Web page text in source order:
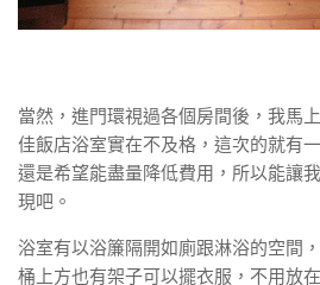
當然，進門環視過各個房間後，我馬
佳飯店浴室實在不及格，這次的就有
還是希望能盡量降低費用，所以能讓
現吧。
浴室有以浴簾隔開如廁跟淋浴的空間
桶上方也有架子可以擺衣服，不用放